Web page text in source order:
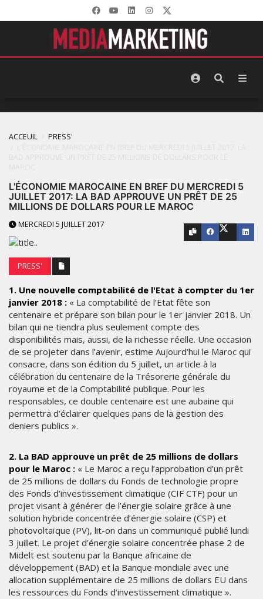
ACCEUIL
PRESS'
L'ÉCONOMIE MAROCAINE EN BREF DU MERCREDI 5
JUILLET 2017: LA BAD APPROUVE UN PRÊT DE 25
MILLIONS DE DOLLARS POUR LE MAROC
MERCREDI 5 JUILLET 2017
PRESS'
1. Une nouvelle comptabilité de l'Etat à compter du 1er
janvier 2018 : « La comptabilité de l’Etat fête son
centenaire et prépare son bilan pour le 1er janvier 2018. Un
bilan qui ne tiendra plus seulement compte des
disponibilités mais, aussi, de la richesse réelle. Une occasion
de se projeter dans l’avenir, estime Aujourd’hui le Maroc qui
consacre, dans son édition du 5 juillet, un article à la
célébration du centenaire de la Trésorerie générale du
royaume et de la Comptabilité publique. Pour les
responsables, ce double centenaire est une aubaine qui
permettra d’éclairer quelques pans de la gestion des
deniers publics ».
2. La BAD approuve un prêt de 25 millions de dollars
pour le Maroc : « Le Maroc a reçu l’approbation d’un prêt
de 25 millions de dollars du Fonds de technologie propre
des Fonds d’investissement climatique (CIF CTF) pour un
projet visant à générer de l’énergie solaire grâce à une
solution hybride concentrée d’énergie solaire (CSP) et
photovoltaïque (PV), lit-on dans un communiqué publié lundi
3 juillet. Le projet d’énergie solaire concentrée phase 2 de
Midelt est soutenu par la Banque africaine de
développement (BAD) et la Banque mondiale avec une
allocation supplémentaire de 25 millions de dollars EU dans
les ressources du Fonds d’investissement climatique ».